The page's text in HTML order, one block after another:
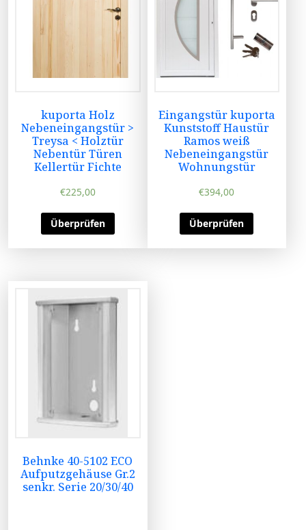
kuporta Holz
Nebeneingangstür >
Treysa < Holztür
Nebentür Türen
Kellertür Fichte
€225,00
Überprüfen
Eingangstür kuporta
Kunststoff Haustür
Ramos weiß
Nebeneingangstür
Wohnungstür
€394,00
Überprüfen
Behnke 40-5102 ECO
Aufputzgehäuse Gr.2
senkr. Serie 20/30/40